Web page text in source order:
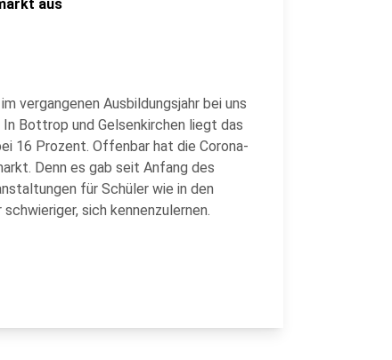
aus
vergangenen Ausbildungsjahr bei uns
Bottrop und Gelsenkirchen liegt das
16 Prozent. Offenbar hat die Corona-
Denn es gab seit Anfang des
für Schüler wie in den
sich kennenzulernen.